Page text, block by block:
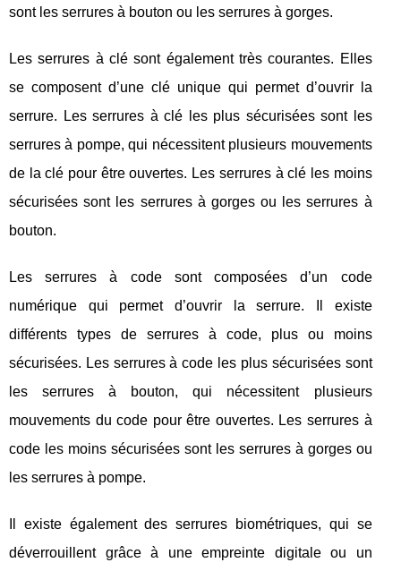
sont les serrures à bouton ou les serrures à gorges.
Les serrures à clé sont également très courantes. Elles
se composent d’une clé unique qui permet d’ouvrir la
serrure. Les serrures à clé les plus sécurisées sont les
serrures à pompe, qui nécessitent plusieurs mouvements
de la clé pour être ouvertes. Les serrures à clé les moins
sécurisées sont les serrures à gorges ou les serrures à
bouton.
Les serrures à code sont composées d’un code
numérique qui permet d’ouvrir la serrure. Il existe
différents types de serrures à code, plus ou moins
sécurisées. Les serrures à code les plus sécurisées sont
les serrures à bouton, qui nécessitent plusieurs
mouvements du code pour être ouvertes. Les serrures à
code les moins sécurisées sont les serrures à gorges ou
les serrures à pompe.
Il existe également des serrures biométriques, qui se
déverrouillent grâce à une empreinte digitale ou un